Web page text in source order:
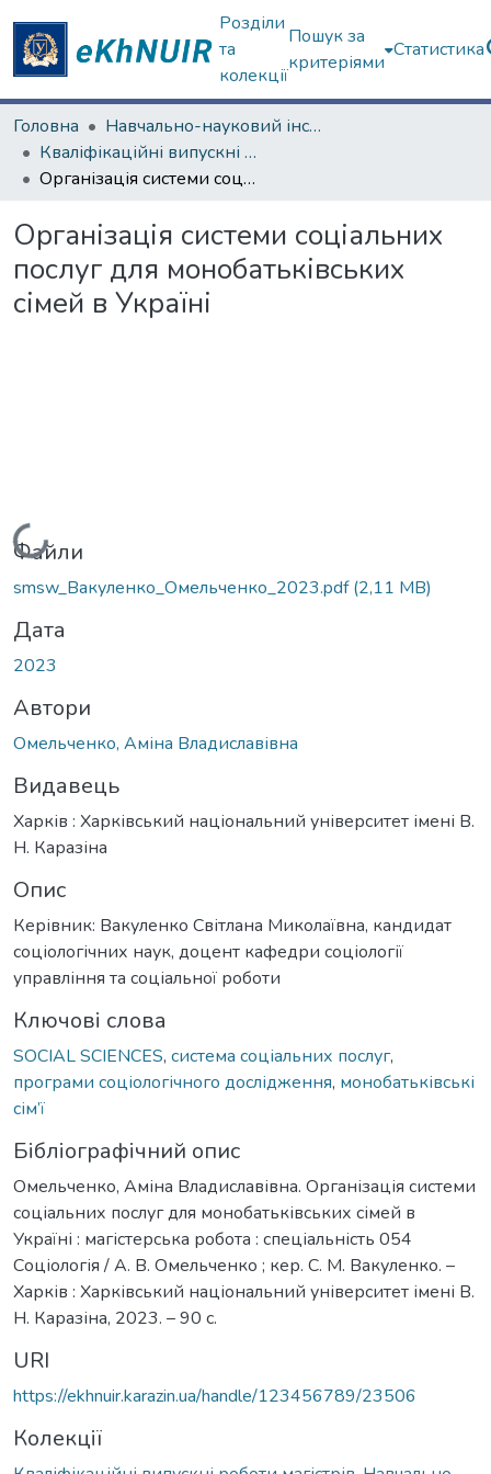
Розділи
та
колекції
Пошук за
критеріями
Статистика
Головна
Навчально-науковий інститут соціології та медіакомунікацій
Кваліфікаційні випускні роботи магістрів. Навчально-науковий інститут соціології та медіакомунікацій
Організація системи соціальних послуг для монобатьківських сімей в Україні
Організація системи соціальних
послуг для монобатьківських
сімей в Україні
Вантажиться...
Файли
smsw_Вакуленко_Омельченко_2023.pdf(2,11 MB)
Дата
2023
Автори
Омельченко, Аміна Владиславівна
Видавець
Харків : Харківський національний університет імені В.
Н. Каразіна
Опис
Керівник: Вакуленко Світлана Миколаївна, кандидат
соціологічних наук, доцент кафедри соціології
управління та соціальної роботи
Ключові слова
SOCIAL SCIENCES, система соціальних послуг,
програми соціологічного дослідження, монобатьківські
сім’ї
Бібліографічний опис
Омельченко, Аміна Владиславівна. Організація системи
соціальних послуг для монобатьківських сімей в
Україні : магістерська робота : спеціальність 054
Соціологія / А. В. Омельченко ; кер. С. М. Вакуленко. –
Харків : Харківський національний університет імені В.
Н. Каразіна, 2023. – 90 с.
URI
https://ekhnuir.karazin.ua/handle/123456789/23506
Колекції